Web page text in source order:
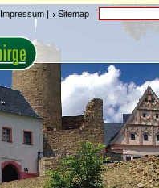
Impressum | Sitemap